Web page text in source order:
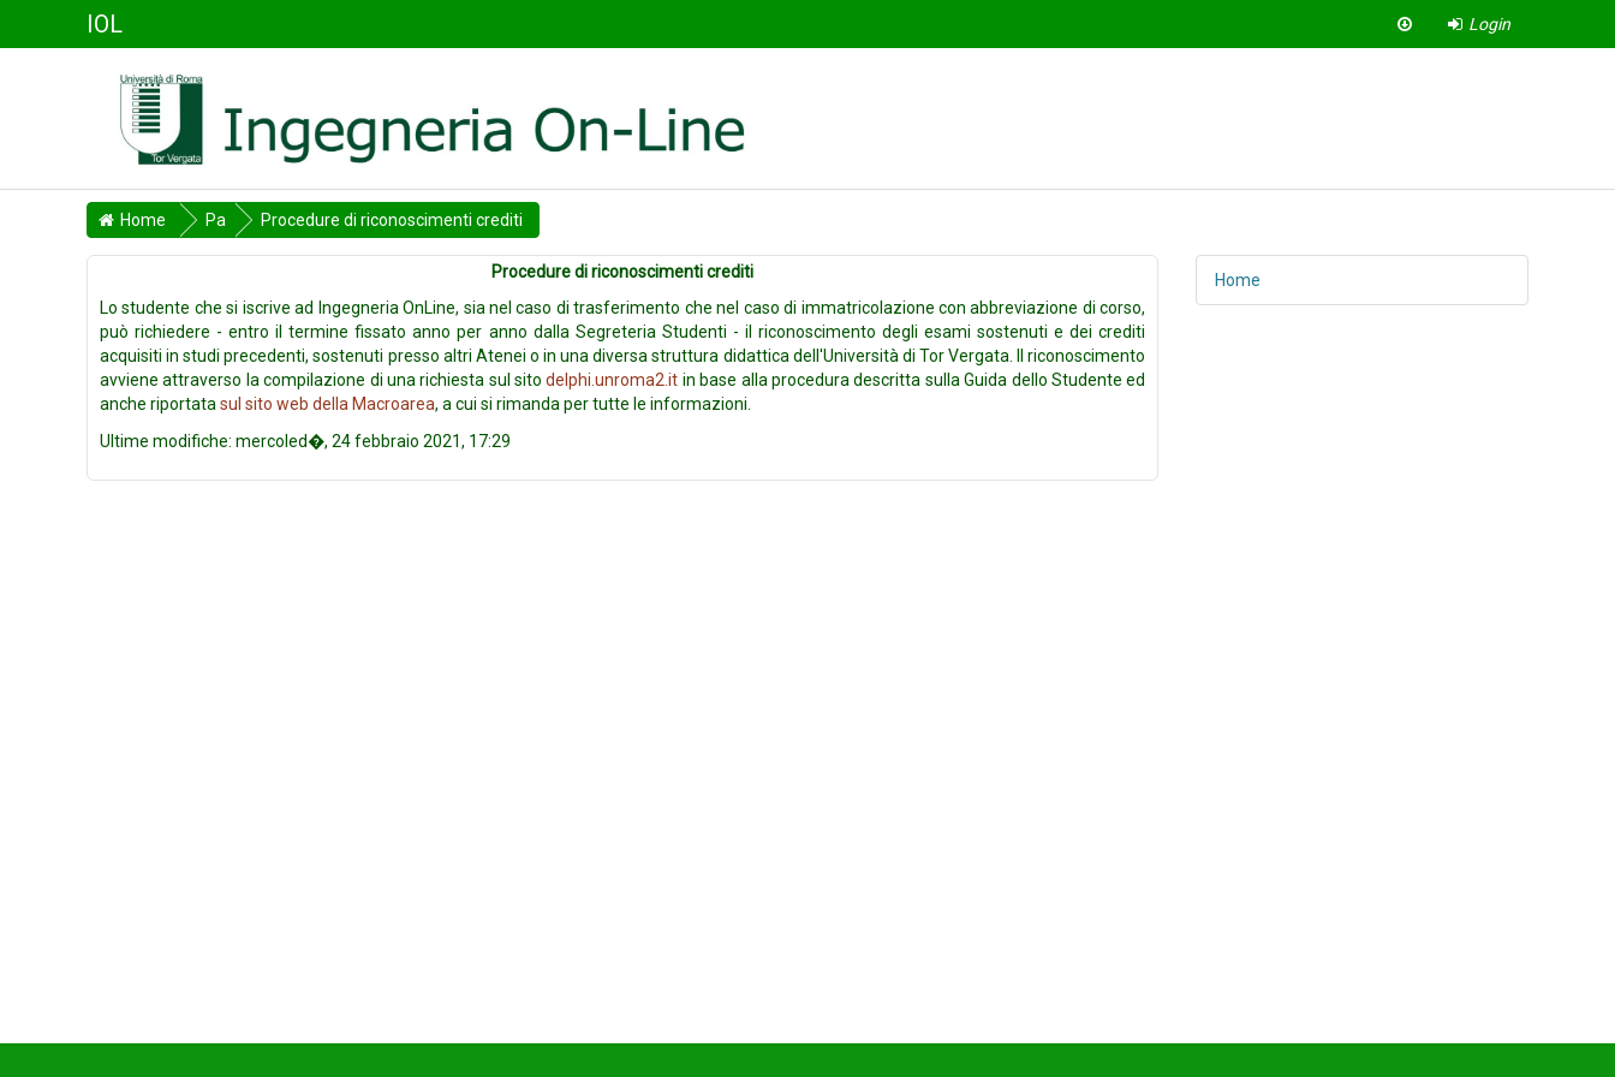
IOL Login
Home
Pa
gin
sit
o
Procedure di riconoscimenti crediti
Procedure di riconoscimenti crediti
Lo studente che si iscrive ad Ingegneria OnLine, sia nel caso di trasferimento che nel caso di immatricolazione con abbreviazione di corso,
può richiedere - entro il termine fissato anno per anno dalla Segreteria Studenti - il riconoscimento degli esami sostenuti e dei crediti
acquisiti in studi precedenti, sostenuti presso altri Atenei o in una diversa struttura didattica dell'Università di Tor Vergata. Il riconoscimento
avviene attraverso la compilazione di una richiesta sul sitodelphi.unroma2.it in base alla procedura descritta sulla Guida dello Studente ed
anche riportatasul sito web della Macroarea, a cui si rimanda per tutte le informazioni.
Ultime modifiche: mercoled�, 24 febbraio 2021, 17:29
Home